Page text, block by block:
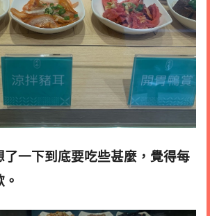
了一下到底要吃些甚麼，覺得每
。